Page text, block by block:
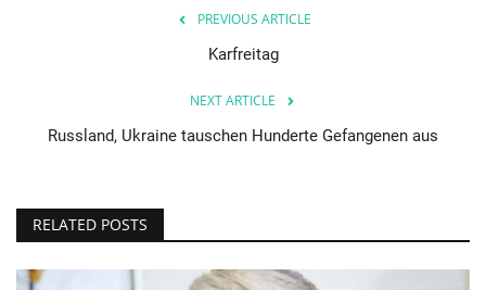
English
PREVIOUS ARTICLE
Karfreitag
NEXT ARTICLE
Russland, Ukraine tauschen Hunderte Gefangenen aus
RELATED POSTS